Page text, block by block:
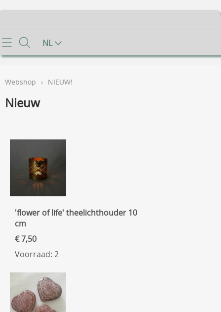
Home
Gastenboek
Voorwaarden
NL
Webshop › NIEUW!
Nieuw
'flower of life' theelichthouder 10
cm
€ 7,50
Voorraad: 2